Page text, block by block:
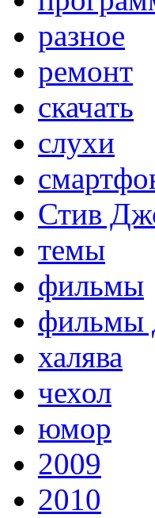
разное
ремонт
скачать
слухи
Стив
темы
фильмы
фильмы
халява
чехол
юмор
2009
2010